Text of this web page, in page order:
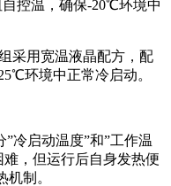
控温，确保-20℃环境中
采用宽温液晶配方，配
环境中正常冷启动。
冷启动温度”和”工作温
，但运行后自身发热便
制。